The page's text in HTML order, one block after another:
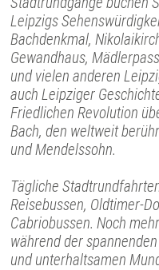
Leipzigs
Bachdenkmal,
Gewandhaus,
und vielen anderen
auch Leipziger
Friedlichen Revolution
Bach, den weltweit
und Mendelssohn.
Tägliche
Reisebussen, Oldtimer-
Cabriobussen. Noch
während der
und unterhaltsamen